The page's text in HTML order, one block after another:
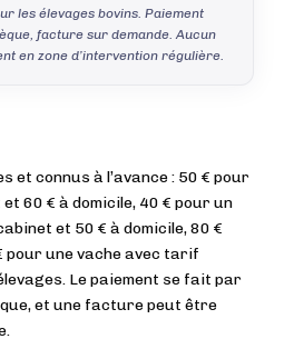
les élevages bovins. Paiement
facture sur demande. Aucun
en zone d’intervention régulière.
et connus à l’avance : 50 € pour
60 € à domicile, 40 € pour un
et 50 € à domicile, 80 €
pour une vache avec tarif
Le paiement se fait par
et une facture peut être